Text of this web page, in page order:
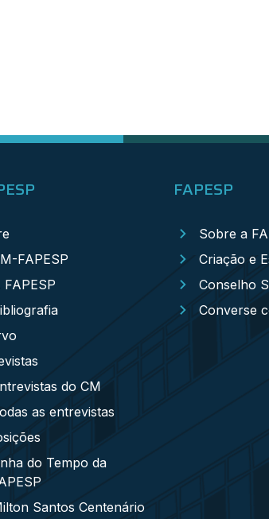
FAPESP
FAPESP
do CM
as entrevistas
do Tempo da
Santos Centenário
FAPESP
Sobre a
Criação e
Conselho
Converse